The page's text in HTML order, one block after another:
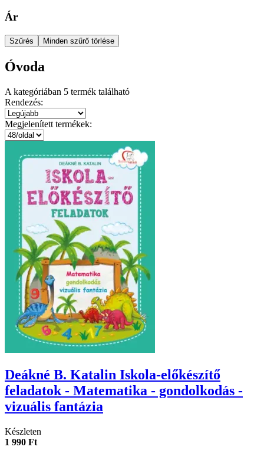
Ár
Szűrés Minden szűrő törlése
Óvoda
A kategóriában 5 termék található
Rendezés:
Megjelenített termékek:
Deákné B. Katalin Iskola-előkészítő
feladatok - Matematika - gondolkodás -
vizuális fantázia
Készleten
1 990 Ft